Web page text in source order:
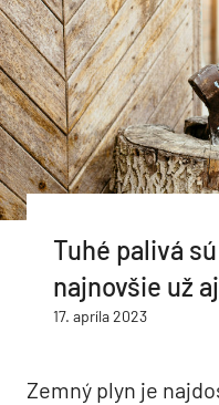
Tuhé palivá
najnovšie už
17. apríla 2023
Zemný plyn je